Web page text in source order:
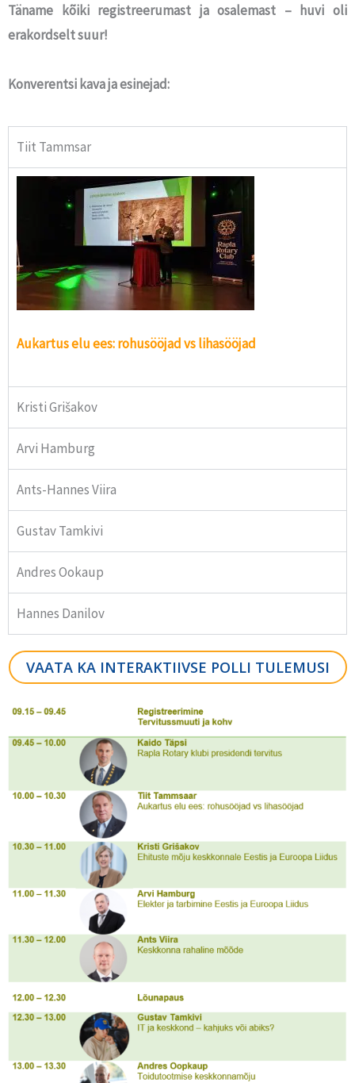
Täname kõiki registreerumast ja osalemast – huvi oli
erakordselt suur!
Konverentsi kava ja esinejad:
Tiit Tammsar
Aukartus elu ees: rohusööjad vs lihasööjad
Kristi Grišakov
Arvi Hamburg
Ants-Hannes Viira
Gustav Tamkivi
Andres Ookaup
Hannes Danilov
VAATA KA INTERAKTIIVSE POLLI TULEMUSI